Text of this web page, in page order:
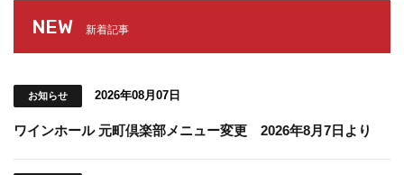
NEW 新着記事
お知らせ 2026年08月07日
ワインホール 元町倶楽部メニュー変更 2026年8月7日より